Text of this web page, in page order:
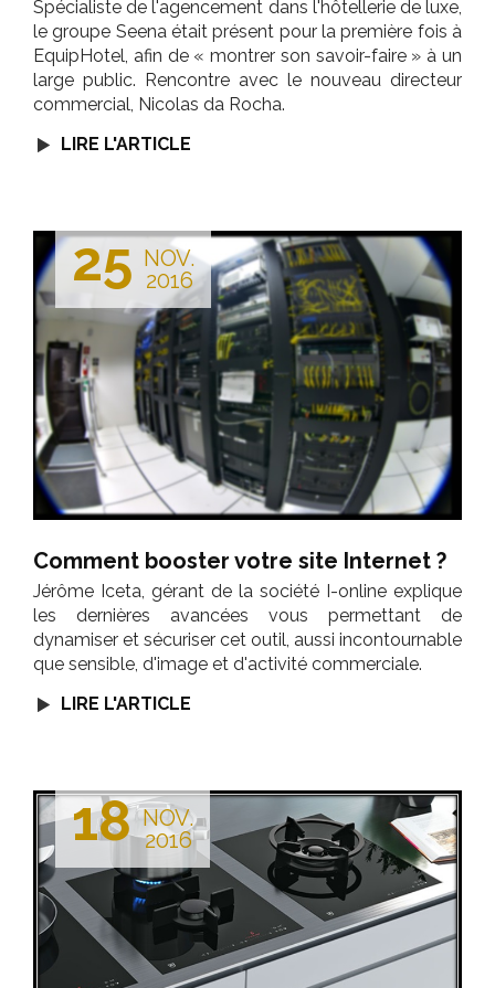
Spécialiste de l'agencement dans l'hôtellerie de luxe,
le groupe Seena était présent pour la première fois à
EquipHotel, afin de « montrer son savoir-faire » à un
large public. Rencontre avec le nouveau directeur
commercial, Nicolas da Rocha.
LIRE L'ARTICLE
25 NOV.
2016
Comment booster votre site Internet ?
Jérôme Iceta, gérant de la société I-online explique
les dernières avancées vous permettant de
dynamiser et sécuriser cet outil, aussi incontournable
que sensible, d'image et d'activité commerciale.
LIRE L'ARTICLE
18 NOV.
2016